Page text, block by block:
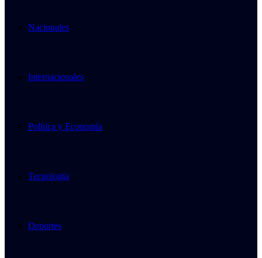
Nacionales
Internacionales
Política y Economía
Tecnología
Deportes